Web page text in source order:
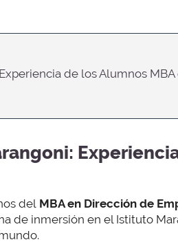
de los Alumnos MBA
del MBA en Dirección de
de inmersión en el Istituto